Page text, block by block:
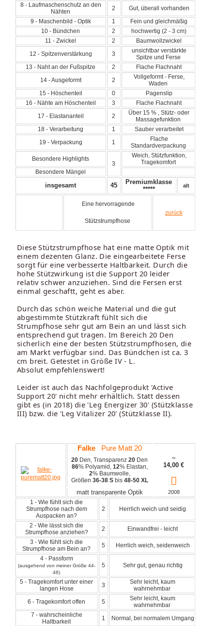
8 - Laufmaschenschutz an den
Nähten
2
Gut, überall vorhanden
9 - Maschenbild - Optik
1
Fein und gleichmäßig
10 - Bündchen
2
hochwertig (2 - 3 cm)
11 - Zwickel
2
Baumwollzwickel
12 - Spitzenverstärkung
3
unsichtbar verstärkte
Spitze und Ferse
13 - Naht an der Fußspitze
2
Flache Flachnaht
14 - Ausgeformt
2
Vollgeformt - Ferse,
Waden
15 - Höschenteil
0
Pagenslip
16 - Nähte am Höschenteil
3
Flache Flachnaht
17 - Elastananteil
2
Über 15 % , Stütz- oder
Massagefunktion
18 - Verarbeitung
1
Sauber verarbeitet
19 - Verpackung
1
Flache
Standardverpackung
Besondere Highlights
3
Weich, Stützfunktion,
Tragekomfort
Besondere Mängel
insgesamt 45
Premiumklasse
*****
alt
Eine hervorragende
Stützstrumpfhose
zurück
Diese Stützstrumpfhose hat eine matte Optik mit
einem dezenten Glanz. Die eingearbeitete Ferse
sorgt für eine verbesserte Haltbarkeit. Durch die
hohe Stützwirkung ist die Support 20 leider
relativ schwer anzuziehen. Sind die Fersen erst
einmal geschaftt, geht es aber.
Durch das schön weiche Material und die gut
abgestimmte Stützkraft fühlt sich die
Strumpfhose sehr gut am Bein an und lässt sich
entsprechend gut tragen. Im Bereich 20 Den
sicherlich eine der besten Stützstrumpfhosen, die
am Markt verfügbar sind. Das Bündchen ist ca. 3
cm breit. Getestet in Größe IV - L.
Absolut empfehlenswert!
Leider ist auch das Nachfolgeprodukt 'Active
Support 20' nicht mehr erhältlich. Statt dessen
gibt es (in 2018) die 'Leg Energizer 30' (Stützklasse
III) bzw. die 'Leg Vitalizer 20' (Stützklasse II).
FalkePure Matt 20
20 Den, Transparenz20 Den
86% Polyamid, 12% Elastan,
2% Baumwolle,
Größen 36-38 Sbis 48-50 XL
~
14,00 €
matt transparente Optik 2008
1 - Wie fühlt sich die
Strumpfhose nach dem
Auspacken an?
2 Herrlich weich und seidig
2 - Wie lässt sich die
Strumpfhose anziehen?
2
Einwandfrei - leicht
3 - Wie fühlt sich die
Strumpfhose am Bein an?
5
Herrlich weich, seidenweich
4 - Passform
(ausgehend von meiner Größe 44-
46)
5 Sehr gut, genau richtig
5 - Tragekomfort unter einer
langen Hose
3
Sehr leicht, kaum
wahrnehmbar
6 - Tragekomfort offen
5
Sehr leicht, kaum
wahrnehmbar
7 - wahrscheinliche
Haltbarkeit
1
Normal, bei normalem Umgang